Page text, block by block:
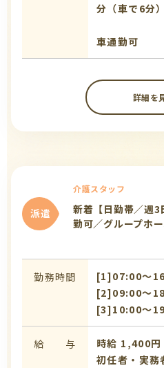
分（車で6分）
車通勤可
詳細を
派遣
介護スタッフ
新着【日勤帯／週
勤可／グループホ
勤務時間
[1]07:00〜
[2]09:00〜
[3]10:00〜
給 与
時給 1,400
初任者・実